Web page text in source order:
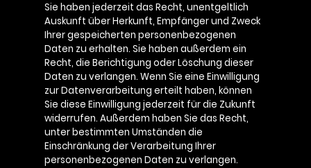
Sie haben jederzeit das Recht, unentgeltlich
Auskunft über Herkunft, Empfänger und Zweck
Ihrer gespeicherten personenbezogenen
Daten zu erhalten. Sie haben außerdem ein
Recht, die Berichtigung oder Löschung dieser
Daten zu verlangen. Wenn Sie eine Einwilligung
zur Datenverarbeitung erteilt haben, können
Sie diese Einwilligung jederzeit für die Zukunft
widerrufen. Außerdem haben Sie das Recht,
unter bestimmten Umständen die
Einschränkung der Verarbeitung Ihrer
personenbezogenen Daten zu verlangen.